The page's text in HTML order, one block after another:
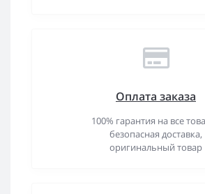
Оплата заказа
100% гарантия на все
безопасная доставка,
оригинальный товар